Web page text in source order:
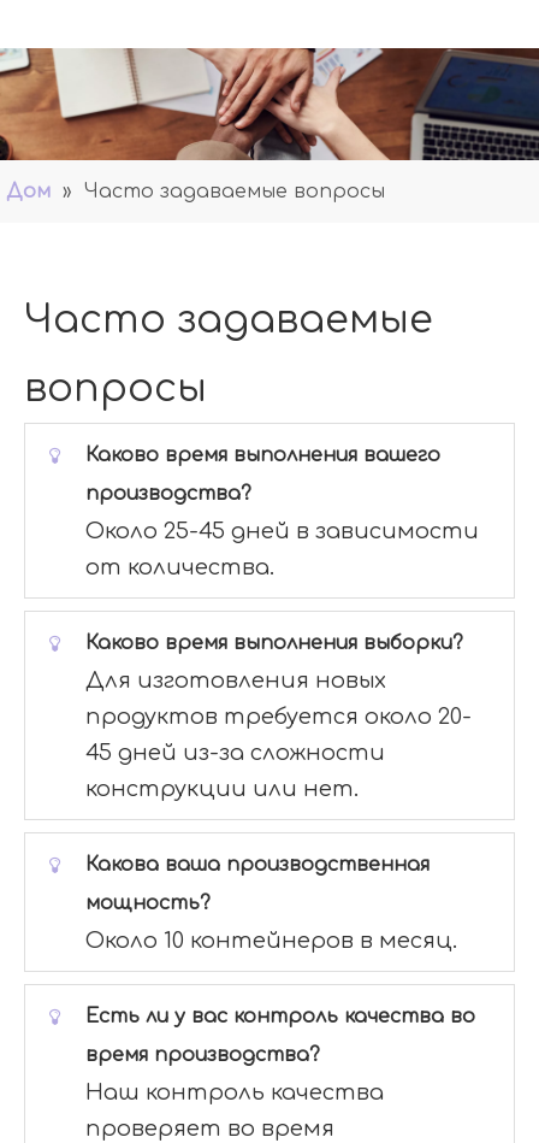
Дом » Часто задаваемые вопросы
Часто задаваемые
вопросы
Каково время выполнения вашего
производства?
Около 25-45 дней в зависимости
от количества.
Каково время выполнения выборки?
Для изготовления новых
продуктов требуется около 20-
45 дней из-за сложности
конструкции или нет.
Какова ваша производственная
мощность?
Около 10 контейнеров в месяц.
Есть ли у вас контроль качества во
время производства?
Наш контроль качества
проверяет во время